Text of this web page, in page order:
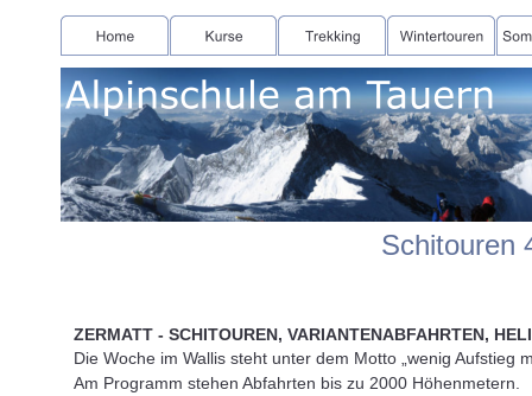
Schitouren
ZERMATT - SCHITOUREN, VARIANTENABFAHRTEN,
Die Woche im Wallis steht unter dem Motto „wenig Aufstieg
Am Programm stehen Abfahrten bis zu 2000 Höhenmetern.